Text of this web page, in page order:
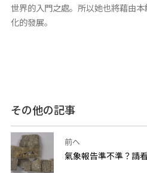
世界的入門之處。所以她也將藉由
化的發展。
その他の記事
前へ
氣象報告準不準？請